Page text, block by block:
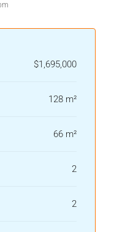
$1,695,000
128 m²
66 m²
2
2